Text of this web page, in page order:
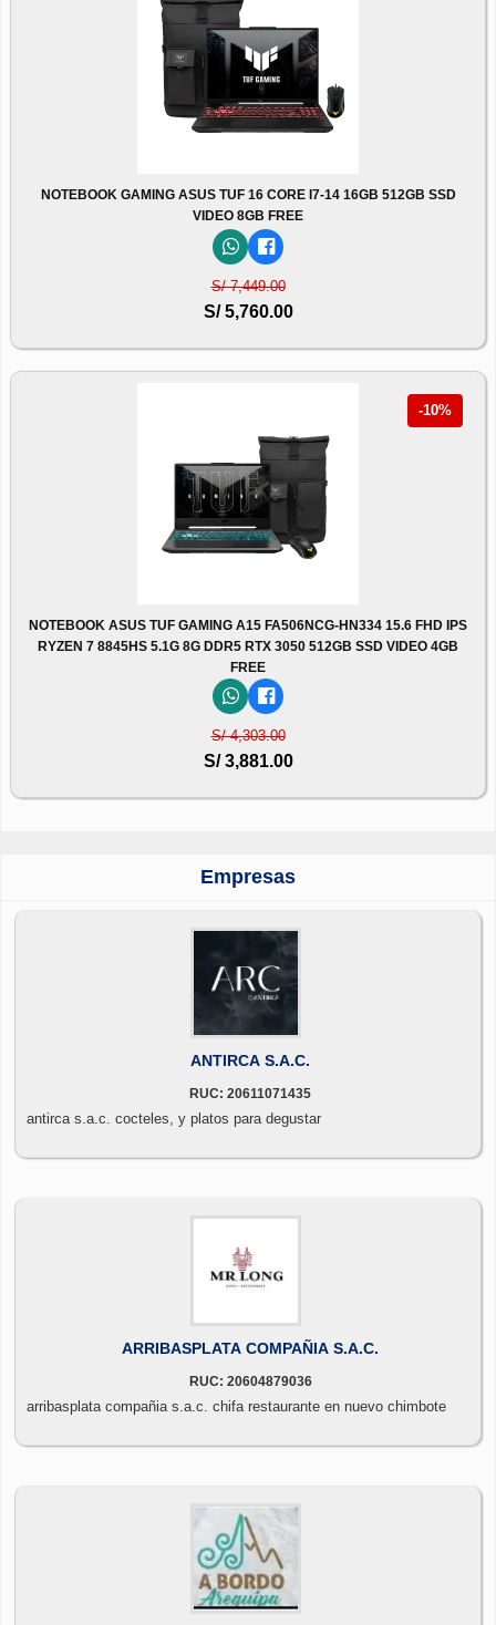
NOTEBOOK GAMING ASUS TUF 16 CORE I7-14 16GB 512GB SSD
VIDEO 8GB FREE
S/ 7,449.00
S/ 5,760.00
-10%
NOTEBOOK ASUS TUF GAMING A15 FA506NCG-HN334 15.6 FHD IPS
RYZEN 7 8845HS 5.1G 8G DDR5 RTX 3050 512GB SSD VIDEO 4GB
FREE
S/ 4,303.00
S/ 3,881.00
Empresas
ANTIRCA S.A.C.
RUC: 20611071435
antirca s.a.c. cocteles, y platos para degustar
ARRIBASPLATA COMPAÑIA S.A.C.
RUC: 20604879036
arribasplata compañia s.a.c. chifa restaurante en nuevo chimbote